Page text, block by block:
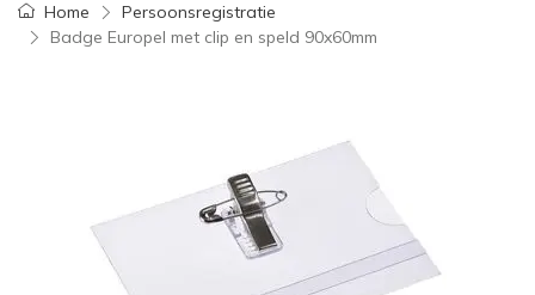
Home
Persoonsregistratie
Badge Europel met clip en speld 90x60mm